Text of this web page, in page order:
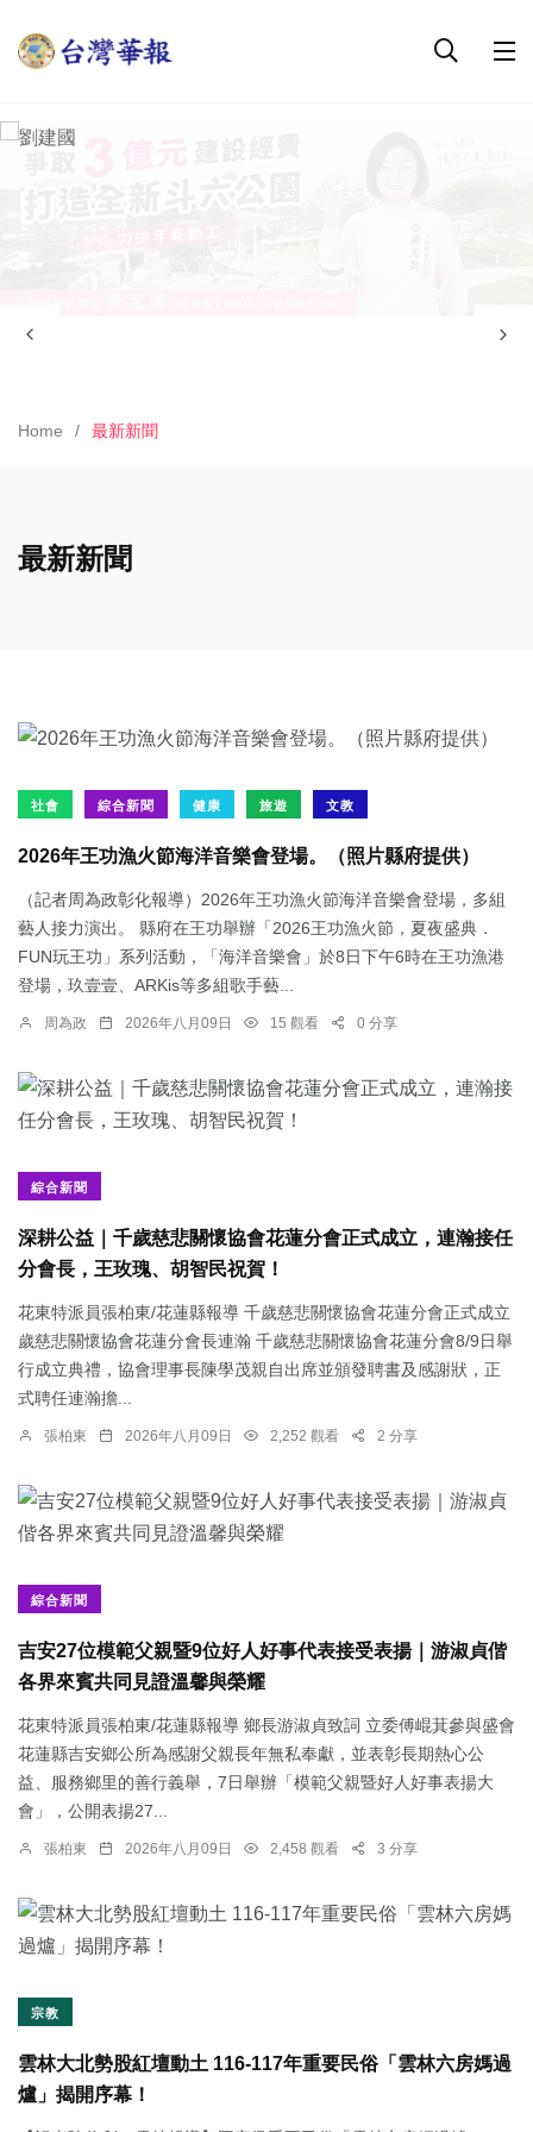
Home 最新新聞
最新新聞
社會 綜合新聞 健康 旅遊 文教
2026年王功漁火節海洋音樂會登場。（照片縣府提供）
（記者周為政彰化報導）2026年王功漁火節海洋音樂會登場，多組
藝人接力演出。 縣府在王功舉辦「2026王功漁火節，夏夜盛典．
FUN玩王功」系列活動，「海洋音樂會」於8日下午6時在王功漁港
登場，玖壹壹、ARKis等多組歌手藝...
周為政 2026年八月09日 15 觀看 0 分享
綜合新聞
深耕公益｜千歲慈悲關懷協會花蓮分會正式成立，連瀚接任
分會長，王玫瑰、胡智民祝賀！
花東特派員張柏東/花蓮縣報導 千歲慈悲關懷協會花蓮分會正式成立
歲慈悲關懷協會花蓮分會長連瀚 千歲慈悲關懷協會花蓮分會8/9日舉
行成立典禮，協會理事長陳學茂親自出席並頒發聘書及感謝狀，正
式聘任連瀚擔...
張柏東 2026年八月09日 2,252 觀看 2 分享
綜合新聞
吉安27位模範父親暨9位好人好事代表接受表揚｜游淑貞偕
各界來賓共同見證溫馨與榮耀
花東特派員張柏東/花蓮縣報導 鄉長游淑貞致詞 立委傅崐萁參與盛會
花蓮縣吉安鄉公所為感謝父親長年無私奉獻，並表彰長期熱心公
益、服務鄉里的善行義舉，7日舉辦「模範父親暨好人好事表揚大
會」，公開表揚27...
張柏東 2026年八月09日 2,458 觀看 3 分享
宗教
雲林大北勢股紅壇動土 116-117年重要民俗「雲林六房媽過
爐」揭開序幕！